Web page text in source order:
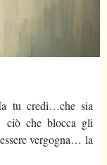
tu credi…che sia
ciò che blocca gli
vergogna… la